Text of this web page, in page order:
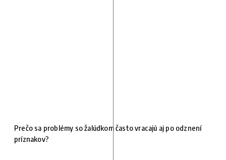
Prečo sa problémy so žalúdkom často vracajú aj po odznení
príznakov?